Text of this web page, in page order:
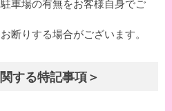
車場の有無をお客様自身でご
断りする場合がございます。
する特記事項＞